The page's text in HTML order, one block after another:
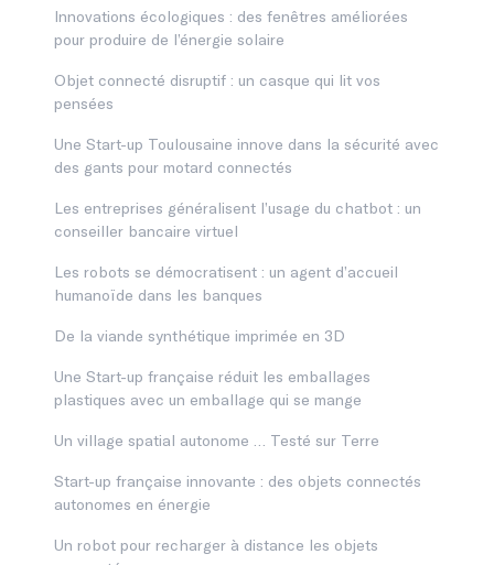
Innovations écologiques : des fenêtres améliorées
pour produire de l’énergie solaire
Objet connecté disruptif : un casque qui lit vos
pensées
Une Start-up Toulousaine innove dans la sécurité avec
des gants pour motard connectés
Les entreprises généralisent l’usage du chatbot : un
conseiller bancaire virtuel
Les robots se démocratisent : un agent d’accueil
humanoïde dans les banques
De la viande synthétique imprimée en 3D
Une Start-up française réduit les emballages
plastiques avec un emballage qui se mange
Un village spatial autonome … Testé sur Terre
Start-up française innovante : des objets connectés
autonomes en énergie
Un robot pour recharger à distance les objets